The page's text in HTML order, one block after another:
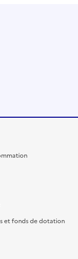
et fonds de dotation